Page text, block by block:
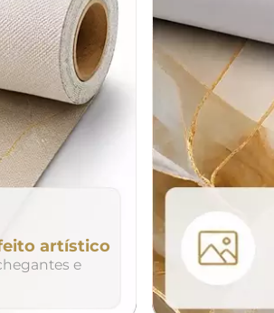
240cm
320cm
duo trio
artístico
e